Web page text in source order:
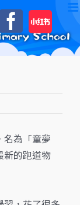
自
訂
名為「童夢
新的跑道物